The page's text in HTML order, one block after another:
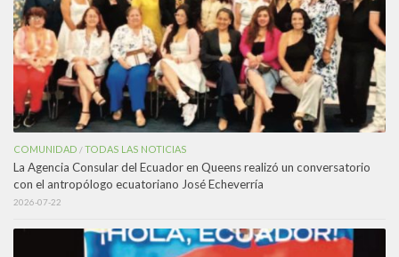
COMUNIDAD /TODAS LAS NOTICIAS
La Agencia Consular del Ecuador en Queens realizó un conversatorio
con el antropólogo ecuatoriano José Echeverría
2026-07-22